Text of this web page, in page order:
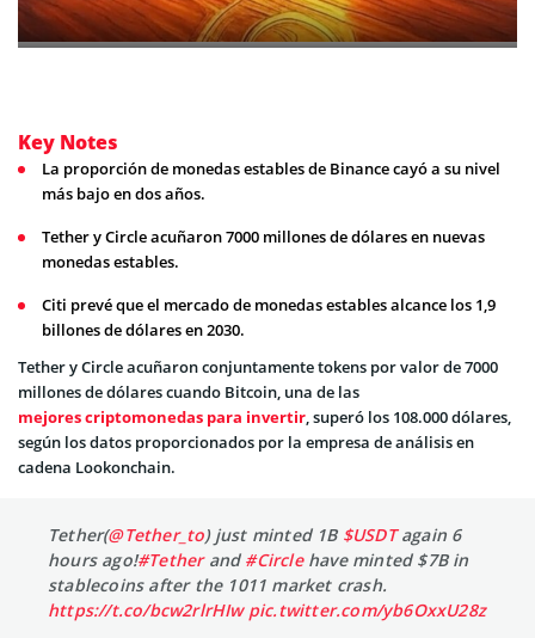
Key Notes
La proporción de monedas estables de Binance cayó a su nivel
más bajo en dos años.
Tether y Circle acuñaron 7000 millones de dólares en nuevas
monedas estables.
Citi prevé que el mercado de monedas estables alcance los 1,9
billones de dólares en 2030.
Tether y Circle acuñaron conjuntamente tokens por valor de 7000
millones de dólares cuando Bitcoin, una de las
mejores criptomonedas para invertir, superó los 108.000 dólares,
según los datos proporcionados por la empresa de análisis en
cadena Lookonchain.
Tether(@Tether_to) just minted 1B $USDTagain 6
hours ago!#Tetherand #Circlehave minted $7B in
stablecoins after the 1011 market crash.
https://t.co/bcw2rlrHIw pic.twitter.com/yb6OxxU28z